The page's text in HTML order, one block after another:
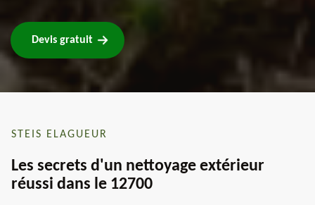
Devis gratuit
STEIS ELAGUEUR
Les secrets d'un nettoyage extérieur
réussi dans le 12700